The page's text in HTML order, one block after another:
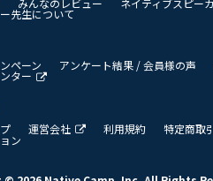
みんなのレビュー ネイティブスピー
先生について
ペーン アンケート結果 / 会員様の声
ター
運営会社 利用規約 特定商取
ン